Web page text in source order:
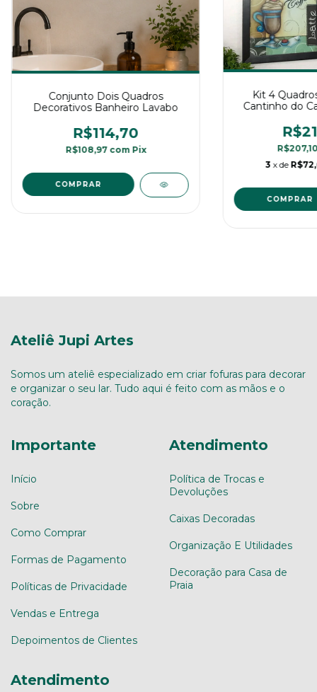
Conjunto Dois Quadros
Decorativos Banheiro Lavabo
R$114,70
R$108,97 com Pix
Kit 4
Cantinho do
3 x de
Ateliê Jupi Artes
Somos um ateliê especializado em criar fofuras para decorar
e organizar o seu lar. Tudo aqui é feito com as mãos e o
coração.
Importante
Início
Sobre
Como Comprar
Formas de Pagamento
Políticas de Privacidade
Vendas e Entrega
Depoimentos de Clientes
Atendimento
Política de Trocas e
Devoluções
Caixas Decoradas
Organização E Utilidades
Decoração para Casa de
Praia
Atendimento